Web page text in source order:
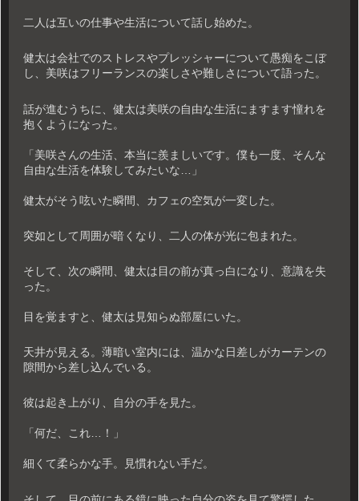
二人は互いの仕事や生活について話し始めた。
健太は会社でのストレスやプレッシャーについて愚痴をこぼ
し、美咲はフリーランスの楽しさや難しさについて語った。
話が進むうちに、健太は美咲の自由な生活にますます憧れを
抱くようになった。
「美咲さんの生活、本当に羨ましいです。僕も一度、そんな
自由な生活を体験してみたいな…」
健太がそう呟いた瞬間、カフェの空気が一変した。
突如として周囲が暗くなり、二人の体が光に包まれた。
そして、次の瞬間、健太は目の前が真っ白になり、意識を失
った。
目を覚ますと、健太は見知らぬ部屋にいた。
天井が見える。薄暗い室内には、温かな日差しがカーテンの
隙間から差し込んでいる。
彼は起き上がり、自分の手を見た。
「何だ、これ…！」
細くて柔らかな手。見慣れない手だ。